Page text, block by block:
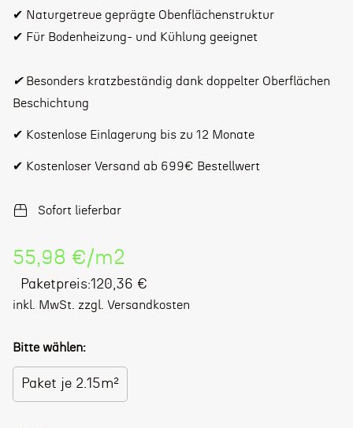
✔ Naturgetreue geprägte Obenflächenstruktur
✔ Für Bodenheizung- und Kühlung geeignet
✔ Besonders kratzbeständig dank doppelter Oberflächen
Beschichtung
✔ Kostenlose Einlagerung bis zu 12 Monate
✔ Kostenloser Versand ab 699€ Bestellwert
Sofort lieferbar
Stückpreis
55,98 €/m2
Regulärer
Preis
Paketpreis:120,36 €
inkl. MwSt. zzgl. Versandkosten
Bitte wählen:
Paket je 2.15m²